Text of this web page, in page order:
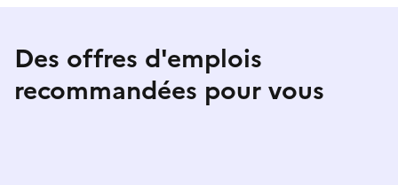
Des offres d'emplois
recommandées pour vous